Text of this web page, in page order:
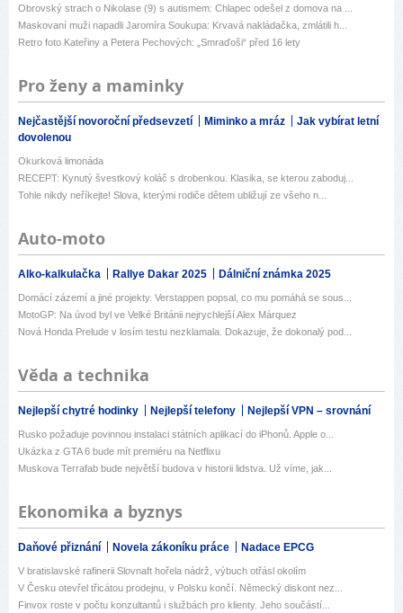
Obrovský strach o Nikolase (9) s autismem: Chlapec odešel z domova na ...
Maskovaní muži napadli Jaromíra Soukupa: Krvavá nakládačka, zmlátili h...
Retro foto Kateřiny a Petera Pechových: „Smraďoši“ před 16 lety
Pro ženy a maminky
Nejčastější novoroční předsevzetí Miminko a mráz
Jak vybírat letní
dovolenou
Okurková limonáda
RECEPT: Kynutý švestkový koláč s drobenkou. Klasika, se kterou zaboduj...
Tohle nikdy neříkejte! Slova, kterými rodiče dětem ubližují ze všeho n...
Auto-moto
Alko-kalkulačka Rallye Dakar 2025 Dálniční známka 2025
Domácí zázemí a jiné projekty. Verstappen popsal, co mu pomáhá se sous...
MotoGP: Na úvod byl ve Velké Británii nejrychlejší Alex Márquez
Nová Honda Prelude v losím testu nezklamala. Dokazuje, že dokonalý pod...
Věda a technika
Nejlepší chytré hodinky Nejlepší telefony Nejlepší VPN – srovnání
Rusko požaduje povinnou instalaci státních aplikací do iPhonů. Apple o...
Ukázka z GTA 6 bude mít premiéru na Netflixu
Muskova Terrafab bude největší budova v historii lidstva. Už víme, jak...
Ekonomika a byznys
Daňové přiznání Novela zákoníku práce Nadace EPCG
V bratislavské rafinerii Slovnaft hořela nádrž, výbuch otřásl okolím
V Česku otevřel třicátou prodejnu, v Polsku končí. Německý diskont nez...
Finvox roste v počtu konzultantů i službách pro klienty. Jeho součástí...